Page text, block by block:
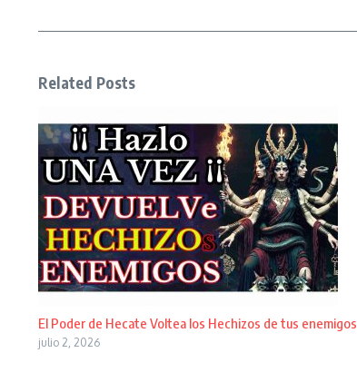
Related Posts
El Poder de Hecate Voltea los Hechizos de tus enemigos
julio 2, 2026